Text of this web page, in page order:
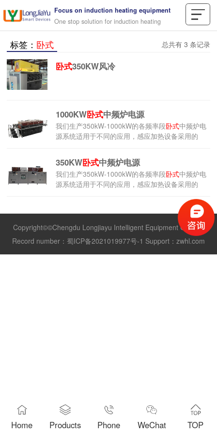
Focus on induction heating equipment
One stop solution for induction heating
标签： 卧式 总共有 3 条记录
卧式350KW风冷
1000KW卧式中频炉电源
我们生产350kW-1000kW的各频率段卧式中频炉电
源系统适用于不同的应用，感应加热设备采用的
件，简洁的结构，性价比高，使用方便，维护维修
简单，降低使用成本。
350KW卧式中频炉电源
我们生产350kW-1000kW的各频率段卧式中频炉电
源系统适用于不同的应用，感应加热设备采用的
件，简洁的结构，性价比高，使用方便，维护维修
简单，降低使用成本。
Copyright©©Chengdu Longjiayu Intelligent Equipment Co., Ltd
Record number： 蜀ICP备2021019977号-1 Support： zwhl.com
Home Products Phone WeChat TOP